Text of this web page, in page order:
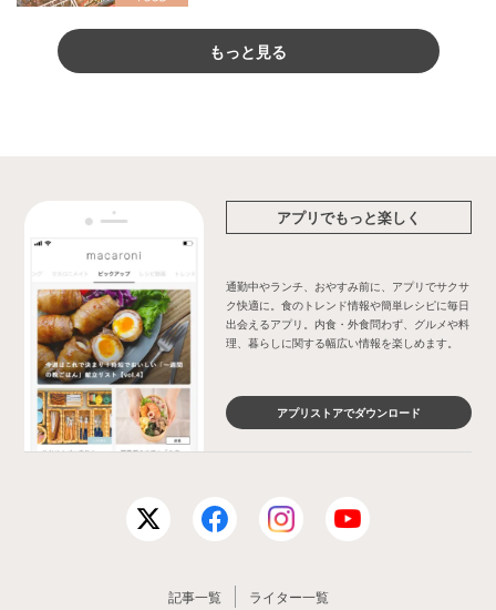
もっと見る
アプリでもっと楽しく
通勤中やランチ、おやすみ前に、アプリでサクサ
ク快適に。食のトレンド情報や簡単レシピに毎日
出会えるアプリ。内食・外食問わず、グルメや料
理、暮らしに関する幅広い情報を楽しめます。
アプリストアでダウンロード
記事一覧 ライター一覧